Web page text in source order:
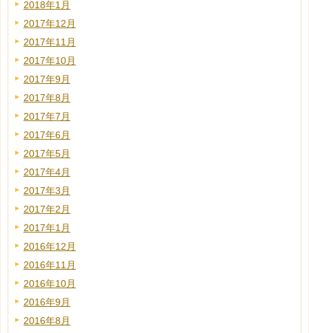
2018年1月
2017年12月
2017年11月
2017年10月
2017年9月
2017年8月
2017年7月
2017年6月
2017年5月
2017年4月
2017年3月
2017年2月
2017年1月
2016年12月
2016年11月
2016年10月
2016年9月
2016年8月